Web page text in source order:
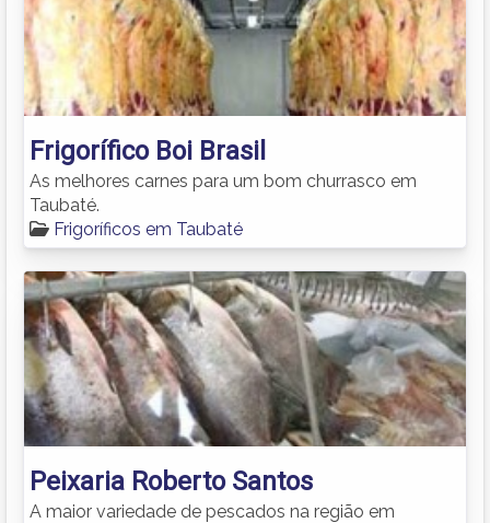
Frigorífico Boi Brasil
As melhores carnes para um bom churrasco em
Taubaté.
Frigoríficos em Taubaté
Peixaria Roberto Santos
A maior variedade de pescados na região em